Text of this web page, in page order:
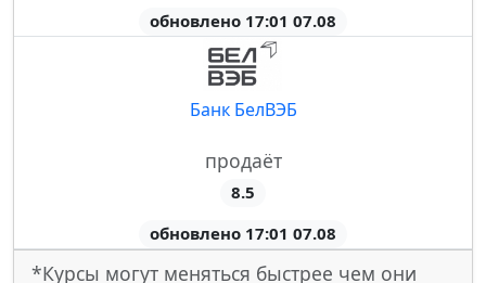
обновлено 17:01 07.08
Банк БелВЭБ
продаёт
8.5
обновлено 17:01 07.08
*Курсы могут меняться быстрее чем они